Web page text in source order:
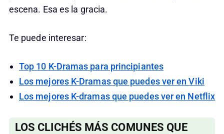
escena. Esa es la gracia.
Te puede interesar:
Top 10 K-Dramas para principiantes
Los mejores K-Dramas que puedes ver en Viki
Los mejores K-dramas que puedes ver en Netflix
LOS CLICHÉS MÁS COMUNES QUE